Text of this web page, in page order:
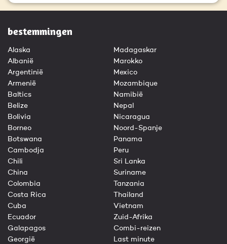
bestemmingen
Alaska
Albanië
Argentinië
Armenië
Baltics
Belize
Bolivia
Borneo
Botswana
Cambodja
Chili
China
Colombia
Costa Rica
Cuba
Ecuador
Galapagos
Georgië
Madagaskar
Marokko
Mexico
Mozambique
Namibië
Nepal
Nicaragua
Noord-Spanje
Panama
Peru
Sri Lanka
Suriname
Tanzania
Thailand
Vietnam
Zuid-Afrika
Combi-reizen
Last minute